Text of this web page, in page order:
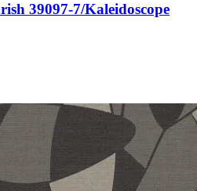
39097-7/Kaleidoscope